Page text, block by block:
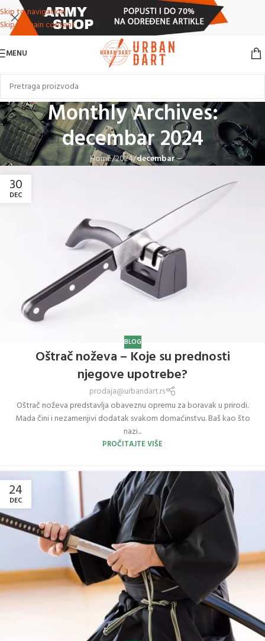
Skip to navigation
Skip to main content
MENU
Monthly Archives:
decembar 2024
Home/2024/decembar
30
DEC
BLOG
Oštrač noževa – Koje su prednosti
njegove upotrebe?
prodaja@urbandart.rs
Oštrač noževa predstavlja obaveznu opremu za boravak u prirodi.
Mada čini i nezamenjivi dodatak svakom domaćinstvu. Baš kao što
nazi...
PROČITAJTE VIŠE
24
DEC